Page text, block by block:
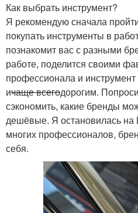
Как выбрать инструмент?
Я рекомендую сначала
покупать инструменты в
познакомит вас с разными
работе, поделится своими
профессионала и
ичаще всегодорогим.
сэкономить, какие бренды
дешёвые. Я остановилась
многих профессионалов,
себя.